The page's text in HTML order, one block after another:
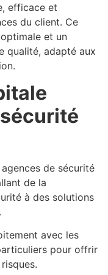
efficace et
du client. Ce
et un
qualité, adapté aux
sécurité
de sécurité
de la
à des solutions
avec les
pour offrir